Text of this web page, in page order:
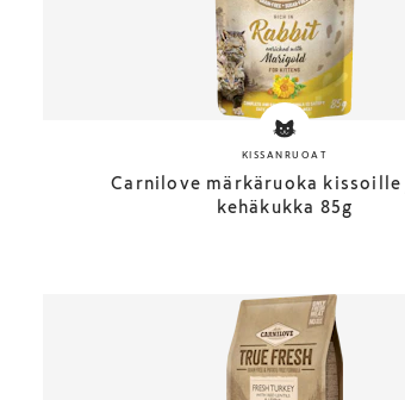
KISSANRUOAT
Carnilove märkäruoka kissoille
kehäkukka 85g